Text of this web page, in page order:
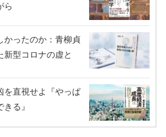
ら
かったのか：青柳貞
新型コロナの虚と
を直視せよ『やっぱ
る』